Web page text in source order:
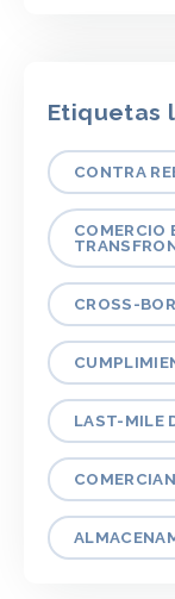
Etiquetas
CONTRA
COMERCIO
CROSS-
LAST-MILE